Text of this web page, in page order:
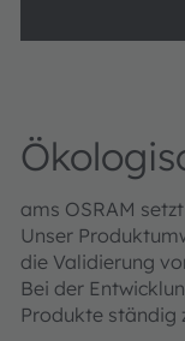
ams OSRAM
Unser
die Validierung
Bei der
Produkte ständig